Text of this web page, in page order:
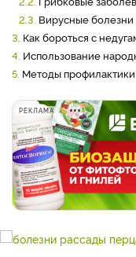
2.3. Вирусные болезни
3. Как бороться с
4. Использование
5. Методы
РЕКЛАМА